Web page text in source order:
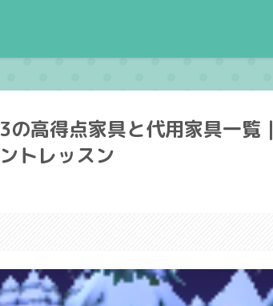
の高得点家具と代用家具一覧｜
トレッスン